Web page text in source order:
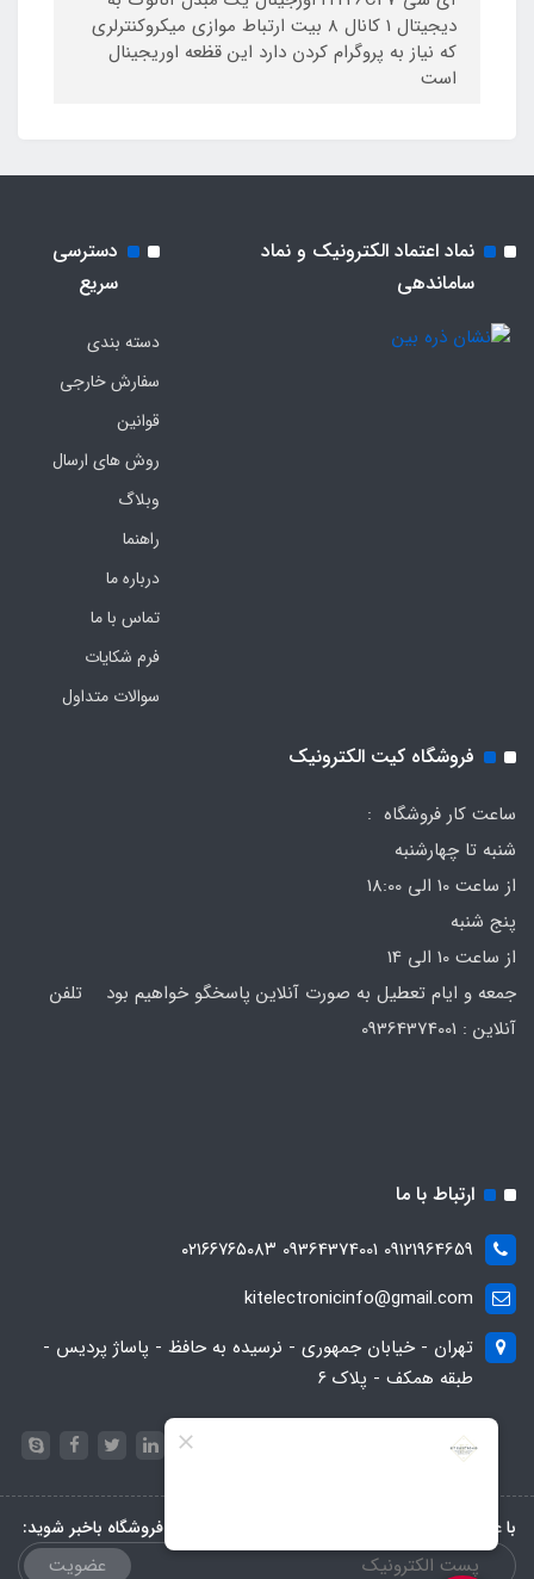
دیجیتال 1 کانال 8 بیت ارتباط موازی میکروکنترلری
که نیاز به پروگرام کردن دارد این قظعه اوریجینال
است
نماد اعتماد الکترونیک و نماد
ساماندهی
دسترسی
سریع
دسته بندی
سفارش خارجی
قوانین
روش های ارسال
وبلاگ
راهنما
درباره ما
تماس با ما
فرم‌ شکایات
سوالات متداول
فروشگاه کیت الکترونیک
ساعت کار فروشگاه :
شنبه تا چهارشنبه
از ساعت 10 الی 18:00
پنج شنبه
از ساعت 10 الی 14
جمعه و ایام تعطیل به صورت آنلاین پاسخگو خواهیم بود تلفن
ارتباط با ما
09121964659 09364374001 ۰۲۱۶۶۷۶۵۰۸۳
kitelectronicinfo@gmail.com
تهران - خیابان جمهوری - نرسیده به حافظ - پاساژ پردیس -
طبقه همکف - پلاک ۶
با عضویت در خبرنامه، از تخفیف‌ها و جدیدترین‌های فروشگاه باخبر شوید:
عضویت